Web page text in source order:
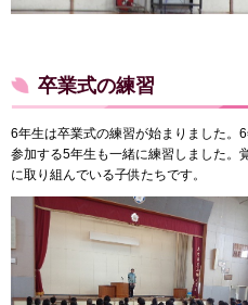
卒業式の練習
6年生は卒業式の練習が始まりました。
参加する5年生も一緒に練習しました。
に取り組んでいる子供たちです。